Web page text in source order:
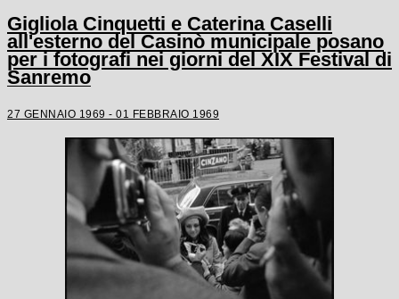
Gigliola Cinquetti e Caterina Caselli
all'esterno del Casinò municipale posano
per i fotografi nei giorni del XIX Festival di
Sanremo
27 GENNAIO 1969 - 01 FEBBRAIO 1969